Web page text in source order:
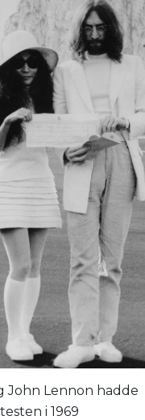
John Lennon hadde
i 1969